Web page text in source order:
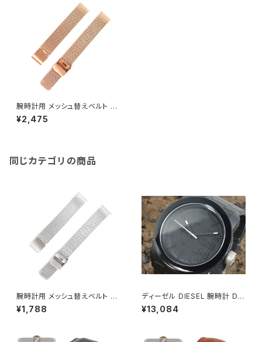
腕時計用 メッシュ替えベルト 14
mm幅 ローズゴールド 195165
-mesh14-pg
¥2,475
同じカテゴリの商品
腕時計用 メッシュ替えベルト 14
mm幅 シルバー 195166-mes
h14-sv
¥1,788
ディーゼル DIESEL 腕時計 DZ
1437 ブラック
¥13,084